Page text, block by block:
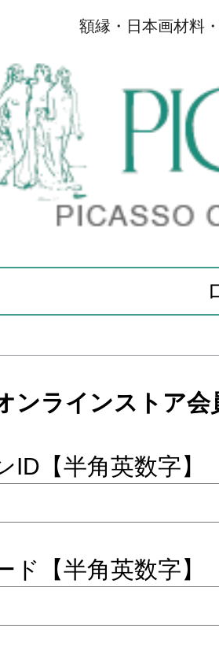
額縁・日本画材料
ンラインストア会
ID【半角英数字】
ド【半角英数字】